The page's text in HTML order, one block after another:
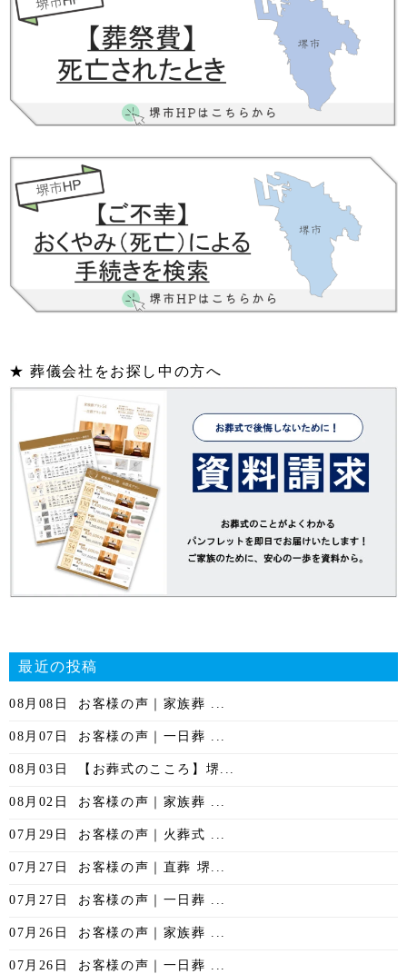
★ 葬儀会社をお探し中の方へ
最近の投稿
08月08日 お客様の声｜家族葬 ...
08月07日 お客様の声｜一日葬 ...
08月03日 【お葬式のこころ】堺...
08月02日 お客様の声｜家族葬 ...
07月29日 お客様の声｜火葬式 ...
07月27日 お客様の声｜直葬 堺...
07月27日 お客様の声｜一日葬 ...
07月26日 お客様の声｜家族葬 ...
07月26日 お客様の声｜一日葬 ...